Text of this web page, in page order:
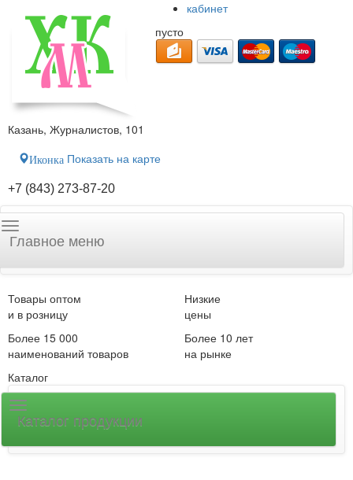
кабинет
пусто
Казань, Журналистов, 101
Иконка Показать на карте
+7 (843) 273-87-20
Главное меню
Товары оптом
и в розницу
Низкие
цены
Более 15 000
наименований товаров
Более 10 лет
на рынке
Каталог
Каталог продукции